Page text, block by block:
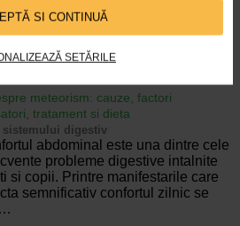
SI CONTINUĂ
SETĂRILE
cand nu au consumat o cantitate
de alimente. In cele mai multe
meteorism: cauze, factori
tratament si dieta
sistemului digestiv
abdominal este una dintre cele
probleme digestive intalnite
si copii. Printre manifestarile care
semnificativ confortul zilnic se